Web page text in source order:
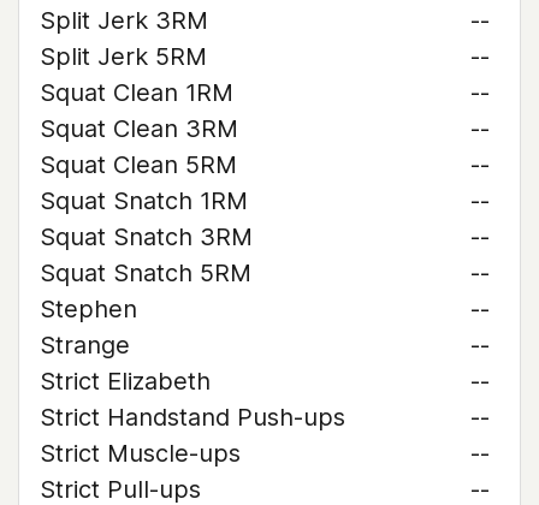
Split Jerk 3RM
--
Split Jerk 5RM
--
Squat Clean 1RM
--
Squat Clean 3RM
--
Squat Clean 5RM
--
Squat Snatch 1RM
--
Squat Snatch 3RM
--
Squat Snatch 5RM
--
Stephen
--
Strange
--
Strict Elizabeth
--
Strict Handstand Push-ups
--
Strict Muscle-ups
--
Strict Pull-ups
--